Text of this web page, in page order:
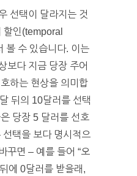
선택이 달라지는 것
할인(temporal
볼 수 있습니다. 이는
보다 지금 당장 주어
하는 현상을 의미합
뒤의 10달러를 선택
당장 5 달러를 선호
택을 보다 명시적으
꾸면 – 예를 들어 “오
에 0달러를 받을래,